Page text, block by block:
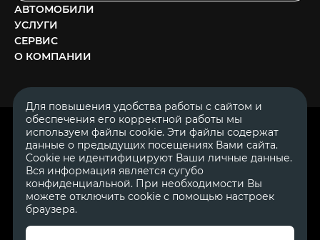
АВТОМОБИЛИ
УСЛУГИ
СЕРВИС
О КОМПАНИИ
© 2007—2026 «Диалог Авто» — автосалон. Все права защищены.
Обращаем Ваше внимание на то, что данный Интернет-сайт
носит исключительно информационный характер и ни при
каких условиях не является публичной офертой, определяемой
положениями Статьи 437 Гражданского Кодекса Российской
Федерации.Для получения подробной информации о
продажам автосалонов Диалог Авто. Для получения
ОГРН 1111644005153
ИНН 1644062657
Для повышения удобства работы с сайтом и
обеспечения его корректной работы мы
используем файлы cookie. Эти файлы содержат
данные о предыдущих посещениях Вами сайта.
Cookie не идентифицируют Ваши личные данные.
Вся информация является сугубо
конфиденциальной. При необходимости Вы
можете отключить cookie с помощью настроек
браузера.